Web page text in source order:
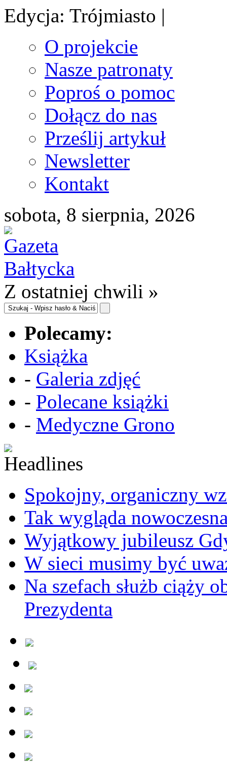
Edycja: Trójmiasto |
O projekcie
Nasze patronaty
Poproś o pomoc
Dołącz do nas
Prześlij artykuł
Newsletter
Kontakt
sobota, 8 sierpnia, 2026
Z ostatniej chwili »
Polecamy:
Książka
- Galeria zdjęć
- Polecane książki
- Medyczne Grono
Spokojny, organiczny
Tak wygląda
Wyjątkowy jubileusz
W sieci musimy być
Na szefach służb ciąży
Prezydenta